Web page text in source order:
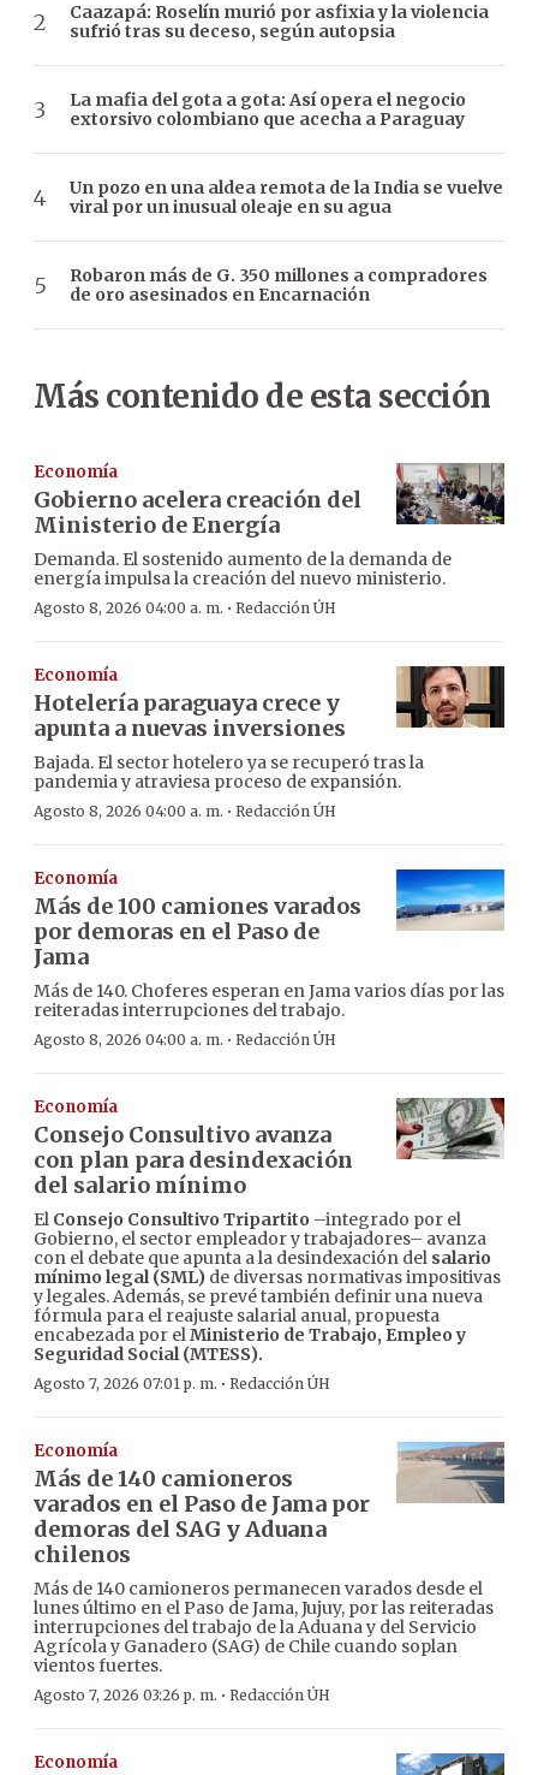
Caazapá: Roselín murió por asfixia y la violencia
sufrió tras su deceso, según autopsia
La mafia del gota a gota: Así opera el negocio
extorsivo colombiano que acecha a Paraguay
Un pozo en una aldea remota de la India se vuelve
viral por un inusual oleaje en su agua
Robaron más de G. 350 millones a compradores
de oro asesinados en Encarnación
Más contenido de esta sección
Economía
Gobierno acelera creación del
Ministerio de Energía
Demanda. El sostenido aumento de la demanda de
energía impulsa la creación del nuevo ministerio.
Agosto 8, 2026 04:00 a. m. · Redacción ÚH
Economía
Hotelería paraguaya crece y
apunta a nuevas inversiones
Bajada. El sector hotelero ya se recuperó tras la
pandemia y atraviesa proceso de expansión.
Agosto 8, 2026 04:00 a. m. · Redacción ÚH
Economía
Más de 100 camiones varados
por demoras en el Paso de
Jama
Más de 140. Choferes esperan en Jama varios días por las
reiteradas interrupciones del trabajo.
Agosto 8, 2026 04:00 a. m. · Redacción ÚH
Economía
Consejo Consultivo avanza
con plan para desindexación
del salario mínimo
El Consejo Consultivo Tripartito –integrado por el
Gobierno, el sector empleador y trabajadores– avanza
con el debate que apunta a la desindexación del salario
mínimo legal (SML) de diversas normativas impositivas
y legales. Además, se prevé también definir una nueva
fórmula para el reajuste salarial anual, propuesta
encabezada por elMinisterio de Trabajo, Empleo y
Seguridad Social (MTESS).
Agosto 7, 2026 07:01 p. m. · Redacción ÚH
Economía
Más de 140 camioneros
varados en el Paso de Jama por
demoras del SAG y Aduana
chilenos
Más de 140 camioneros permanecen varados desde el
lunes último en el Paso de Jama, Jujuy, por las reiteradas
interrupciones del trabajo de la Aduana y del Servicio
Agrícola y Ganadero (SAG) de Chile cuando soplan
vientos fuertes.
Agosto 7, 2026 03:26 p. m. · Redacción ÚH
Economía